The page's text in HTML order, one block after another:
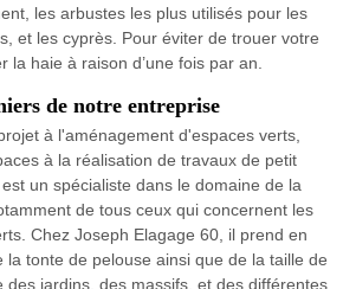
les arbustes les plus utilisés pour les
et les cyprès. Pour éviter de trouer votre
la haie à raison d’une fois par an.
de notre entreprise
à l'aménagement d'espaces verts,
à la réalisation de travaux de petit
un spécialiste dans le domaine de la
de tous ceux qui concernent les
Chez Joseph Elagage 60, il prend en
la tonte de pelouse ainsi que de la taille de
des jardins, des massifs, et des différentes